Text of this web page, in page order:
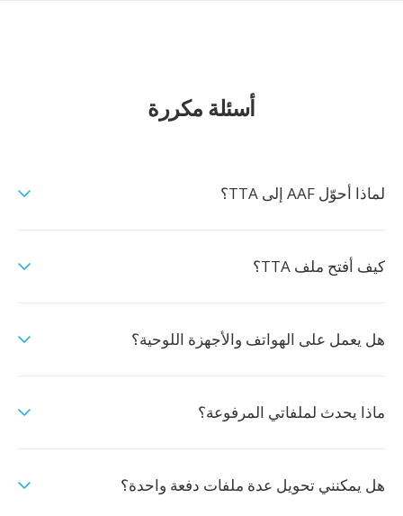
أسئلة مكررة
لماذا أحوّل AAF إلى TTA؟
كيف أفتح ملف TTA؟
هل يعمل على الهواتف والأجهزة اللوحية؟
ماذا يحدث لملفاتي المرفوعة؟
هل يمكنني تحويل عدة ملفات دفعة واحدة؟